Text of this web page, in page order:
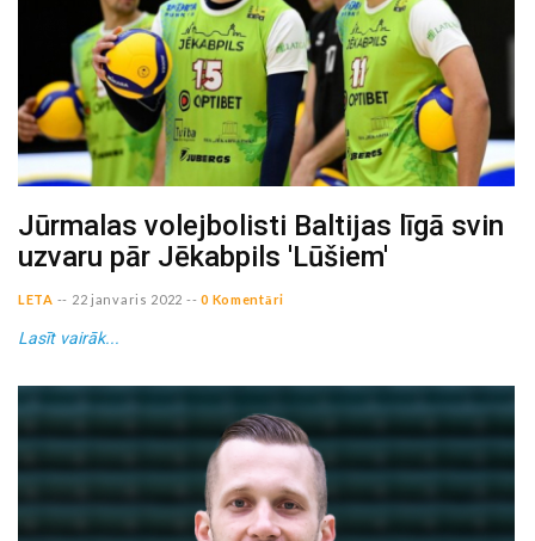
Jūrmalas volejbolisti Baltijas līgā svin
uzvaru pār Jēkabpils 'Lūšiem'
LETA -- 22 janvaris 2022 -- 0 Komentāri
Lasīt vairāk...